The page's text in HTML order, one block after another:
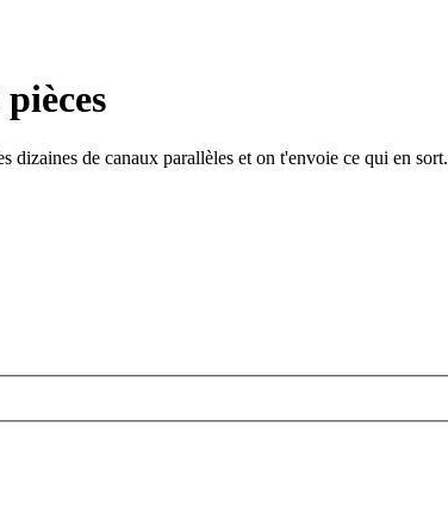
dizaines de canaux parallèles et on t'envoie ce qui en sort.